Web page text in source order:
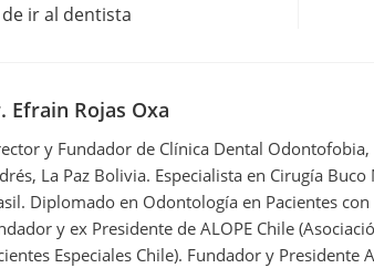
ir al dentista
Efrain Rojas Oxa
y Fundador de Clínica Dental
La Paz Bolivia. Especialista en Cirugía
Diplomado en Odontología en Pacientes
y ex Presidente de ALOPE Chile
Especiales Chile). Fundador y